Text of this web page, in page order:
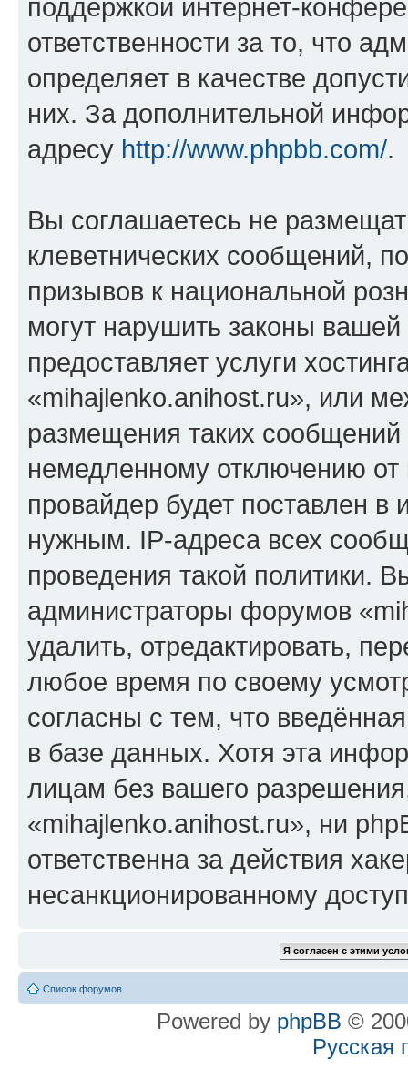
поддержкой интернет-
ответственности за то, что
определяет в качестве
них. За дополнительной
адресу http://www.phpbb.com/.
Вы соглашаетесь не
клеветнических сообщений,
призывов к национальной
могут нарушить законы
предоставляет услуги
«mihajlenko.anihost.ru», или
размещения таких
немедленному отключению
провайдер будет поставлен в
нужным. IP-адреса всех
проведения такой политики.
администраторы форумов
удалить, отредактировать,
любое время по своему
согласны с тем, что
в базе данных. Хотя эта
лицам без вашего
«mihajlenko.anihost.ru», ни
ответственна за действия
несанкционированному
Список форумов
Powered by phpBB ©
Русская